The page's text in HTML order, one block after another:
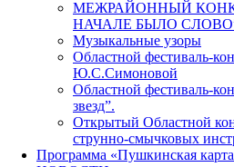
МЕЖРАЙОННЫЙ
НАЧАЛЕ БЫЛО
Музыкальные узоры
Областной фестиваль-
Ю.С.Симоновой
Областной фестиваль-
звезд”.
Открытый Областной
струнно-смычковых
Программа «Пушкинская